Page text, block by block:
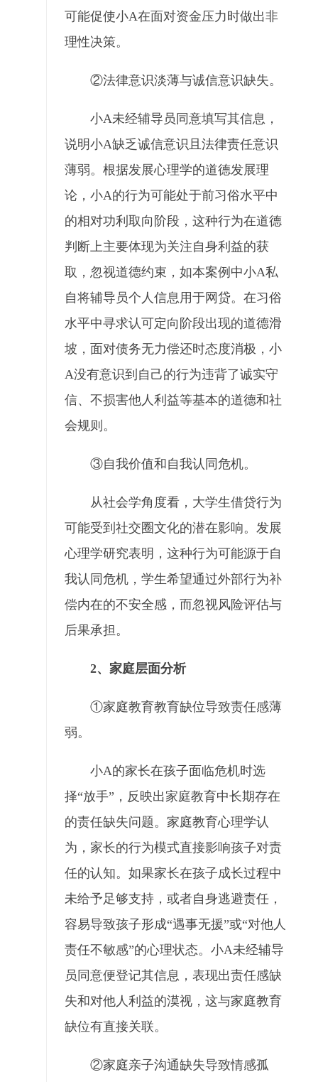
可能促使小A在面对资金压力时做出非
理性决策。
②法律意识淡薄与诚信意识缺失。
小A未经辅导员同意填写其信息，
说明小A缺乏诚信意识且法律责任意识
薄弱。根据发展心理学的道德发展理
论，小A的行为可能处于前习俗水平中
的相对功利取向阶段，这种行为在道德
判断上主要体现为关注自身利益的获
取，忽视道德约束，如本案例中小A私
自将辅导员个人信息用于网贷。在习俗
水平中寻求认可定向阶段出现的道德滑
坡，面对债务无力偿还时态度消极，小
A没有意识到自己的行为违背了诚实守
信、不损害他人利益等基本的道德和社
会规则。
③自我价值和自我认同危机。
从社会学角度看，大学生借贷行为
可能受到社交圈文化的潜在影响。发展
心理学研究表明，这种行为可能源于自
我认同危机，学生希望通过外部行为补
偿内在的不安全感，而忽视风险评估与
后果承担。
2、家庭层面分析
①家庭教育教育缺位导致责任感薄
弱。
小A的家长在孩子面临危机时选
择“放手”，反映出家庭教育中长期存在
的责任缺失问题。家庭教育心理学认
为，家长的行为模式直接影响孩子对责
任的认知。如果家长在孩子成长过程中
未给予足够支持，或者自身逃避责任，
容易导致孩子形成“遇事无援”或“对他人
责任不敏感”的心理状态。小A未经辅导
员同意便登记其信息，表现出责任感缺
失和对他人利益的漠视，这与家庭教育
缺位有直接关联。
②家庭亲子沟通缺失导致情感孤